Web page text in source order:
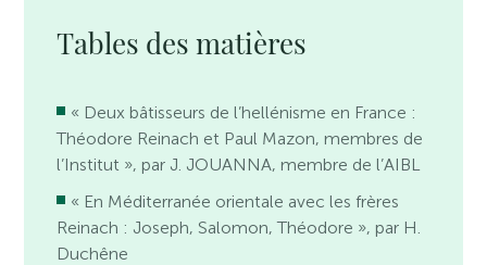
Tables des matières
« Deux bâtisseurs de l’hellénisme en France :
Théodore Reinach et Paul Mazon, membres de
l’Institut », par J. JOUANNA, membre de l’AIBL
« En Méditerranée orientale avec les frères
Reinach : Joseph, Salomon, Théodore », par H.
Duchêne